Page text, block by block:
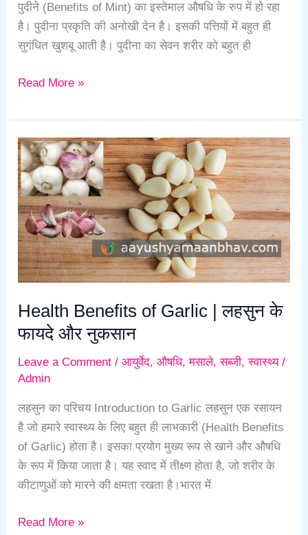
पुदीने (Benefits of Mint) का इस्तेमाल औषधि के रुप में हो रहा
है। पुदीना प्रकृति की अनोखी देन है। इसकी पत्तियों में बहुत ही
सुगंधित खुशबू आती है। पुदीना का सेवन शरीर को बहुत ही
Read More »
Health Benefits of Garlic | लहसुन के
फायदे और नुकसान
Leave a Comment /आयुर्वेद,औषधि,मसाले,सब्जी,स्वास्थ्य/
Admin
लहसुन का परिचय Introduction to Garlic लहसुन एक रसायन
है जो हमारे स्वास्थ्य के लिए बहुत ही लाभकारी (Health Benefits
of Garlic) होता है। इसका प्रयोग मुख्य रूप से खाने और औषधि
के रूप में किया जाता है। यह स्वाद में तीक्ष्ण होता है, जो शरीर के
कीटाणुओं को मारने की क्षमता रखता है।भारत में
Health
Benefits
of
Garlic
|
लहसुन
के
फायदे
नुकसान
Read More »